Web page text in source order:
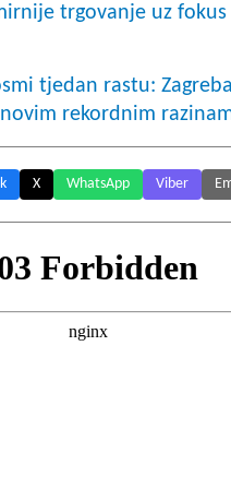
trgovanje uz fokus
tjedan rastu:
rekordnim
X WhatsApp Viber